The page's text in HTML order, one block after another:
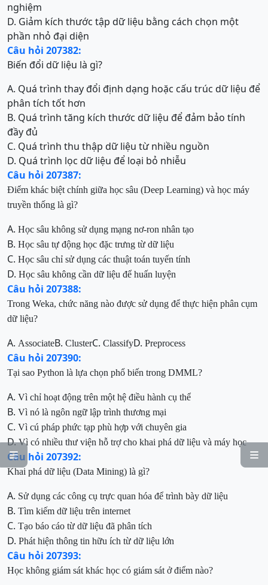


nghiệm
D. Giảm kích thước tập dữ liệu bằng cách chọn một
phần nhỏ đại diện
Câu hỏi 207382:
Biến đổi dữ liệu là gì?
A. Quá trình thay đổi định dạng hoặc cấu trúc dữ liệu để
phân tích tốt hơn
B. Quá trình tăng kích thước dữ liệu để đảm bảo tính
đầy đủ
C. Quá trình thu thập dữ liệu từ nhiều nguồn
D. Quá trình lọc dữ liệu để loại bỏ nhiễu
Câu hỏi 207387:
Điểm khác biệt chính giữa học sâu (Deep Learning) và học máy
truyền thống là gì?
A. Học sâu không sử dụng mạng nơ-ron nhân tạo
B. Học sâu tự động học đặc trưng từ dữ liệu
C. Học sâu chỉ sử dụng các thuật toán tuyến tính
D. Học sâu không cần dữ liệu để huấn luyện
Câu hỏi 207388:
Trong Weka, chức năng nào được sử dụng để thực hiện phân cụm
dữ liệu?
A. AssociateB. ClusterC. ClassifyD. Preprocess
Câu hỏi 207390:
Tại sao Python là lựa chọn phổ biến trong DMML?
A. Vì chỉ hoạt động trên một hệ điều hành cụ thể
B. Vì nó là ngôn ngữ lập trình thương mại
C. Vì cú pháp phức tạp phù hợp với chuyên gia
D.Vì có nhiều thư viện hỗ trợ cho khai phá dữ liệu và máy học
Câu hỏi 207392:
Khai phá dữ liệu (Data Mining) là gì?
A. Sử dụng các công cụ trực quan hóa để trình bày dữ liệu
B. Tìm kiếm dữ liệu trên internet
C. Tạo báo cáo từ dữ liệu đã phân tích
D. Phát hiện thông tin hữu ích từ dữ liệu lớn
Câu hỏi 207393:
Học không giám sát khác học có giám sát ở điểm nào?